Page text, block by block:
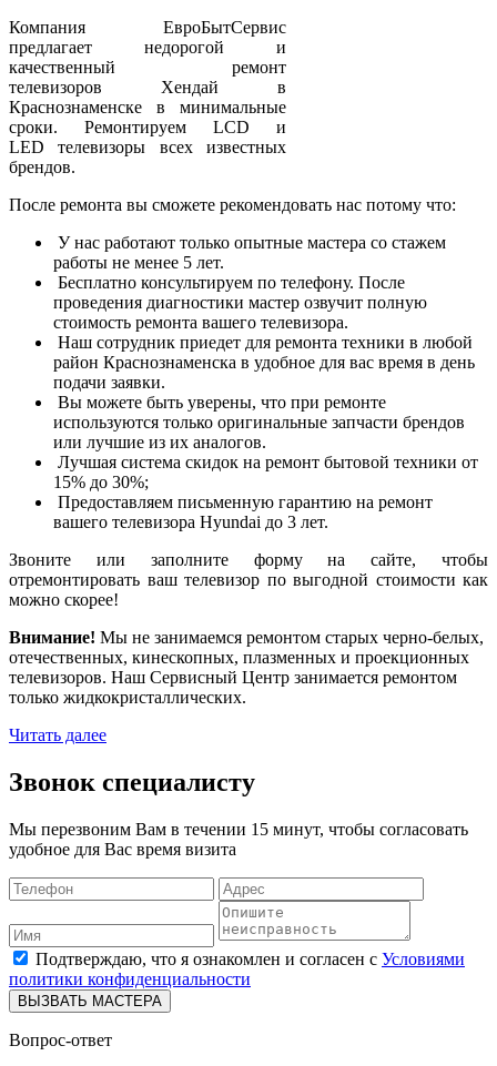
Компания ЕвроБытСервис
предлагает недорогой и
качественный ремонт
телевизоров Хендай в
Краснознаменске в минимальные
сроки. Ремонтируем LCD и
LED телевизоры всех известных
брендов.
После ремонта вы сможете рекомендовать нас потому что:
У нас работают только опытные мастера со стажем
работы не менее 5 лет.
Бесплатно консультируем по телефону. После
проведения диагностики мастер озвучит полную
стоимость ремонта вашего телевизора.
Наш сотрудник приедет для ремонта техники в любой
район Краснознаменска в удобное для вас время в день
подачи заявки.
Вы можете быть уверены, что при ремонте
используются только оригинальные запчасти брендов
или лучшие из их аналогов.
Лучшая система скидок на ремонт бытовой техники от
15% до 30%;
Предоставляем письменную гарантию на ремонт
вашего телевизора Hyundai до 3 лет.
Звоните или заполните форму на сайте, чтобы
отремонтировать ваш телевизор по выгодной стоимости как
можно скорее!
Внимание! Мы не занимаемся ремонтом старых черно-белых,
отечественных, кинескопных, плазменных и проекционных
телевизоров. Наш Сервисный Центр занимается ремонтом
только жидкокристаллических.
Читать далее
Звонок специалисту
Мы перезвоним Вам в течении 15 минут, чтобы согласовать
удобное для Вас время визита
Подтверждаю, что я ознакомлен и согласен с Условиями
политики конфиденциальности
ВЫЗВАТЬ МАСТЕРА
Вопрос-ответ